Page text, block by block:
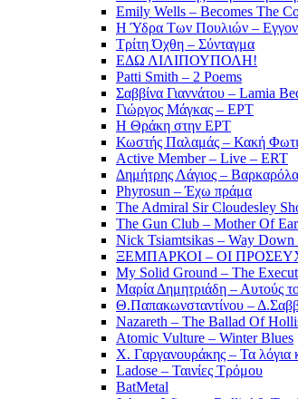
Emily Wells – Becomes The
Η Ύδρα Των Πουλιών –
Τρίτη Όχθη – Σύνταγμα
ΕΔΩ ΛΙΛΙΠΟΥΠΟΛΗ!
Patti Smith – 2 Poems
Σαββίνα Γιαννάτου – Lamia
Γιώργος Μάγκας – ΕΡΤ
Η Θράκη στην ΕΡΤ
Κωστής Παλαμάς – Κακή
Active Member – Live – ERT
Δημήτρης Λάγιος – Βαρκαρόλα
Phyrosun – Έχω πράμα
The Admiral Sir Cloudesley
The Gun Club – Mother Of
Nick Tsiamtsikas – Way
ΞΕΜΠΑΡΚΟΙ – ΟΙ
My Solid Ground – The
Μαρία Δημητριάδη – Αυτούς
Θ.Παπακωνσταντίνου –
Nazareth – The Ballad Of
Atomic Vulture – Winter Blues
Χ. Γαργανουράκης – Τα λόγια
Ladose – Ταινίες Τρόμου
BatMetal